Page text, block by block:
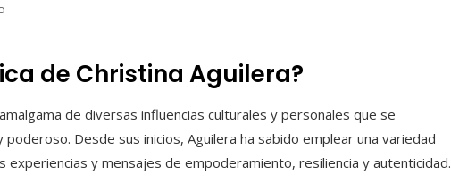
de Christina Aguilera?
de diversas influencias culturales y personales que se
Desde sus inicios, Aguilera ha sabido emplear una variedad
y mensajes de empoderamiento, resiliencia y autenticidad.